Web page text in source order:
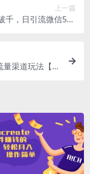
上一篇
千，日引流微信500
渠道玩法【搜